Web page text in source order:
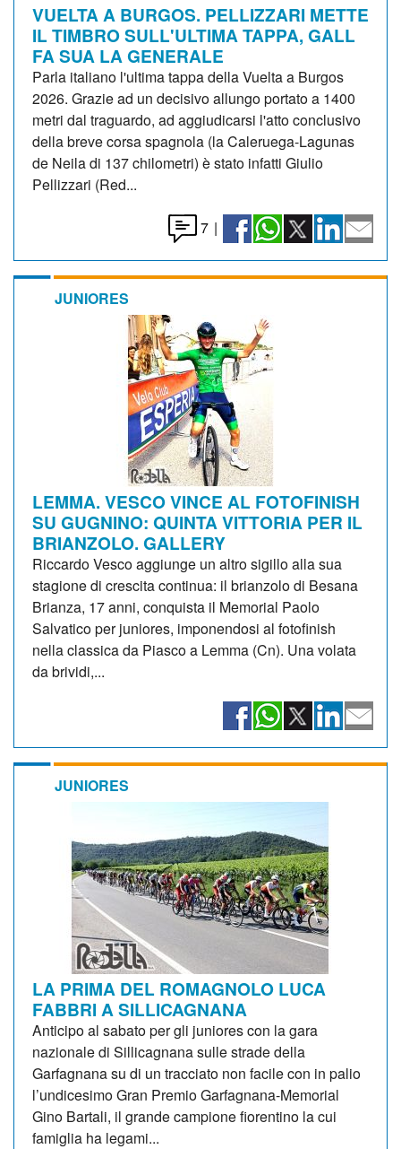
VUELTA A BURGOS. PELLIZZARI METTE
IL TIMBRO SULL'ULTIMA TAPPA, GALL
FA SUA LA GENERALE
Parla italiano l'ultima tappa della Vuelta a Burgos
2026. Grazie ad un decisivo allungo portato a 1400
metri dal traguardo, ad aggiudicarsi l'atto conclusivo
della breve corsa spagnola (la Caleruega-Lagunas
de Neila di 137 chilometri) è stato infatti Giulio
Pellizzari (Red...
7 |
JUNIORES
LEMMA. VESCO VINCE AL FOTOFINISH
SU GUGNINO: QUINTA VITTORIA PER IL
BRIANZOLO. GALLERY
Riccardo Vesco aggiunge un altro sigillo alla sua
stagione di crescita continua: il brianzolo di Besana
Brianza, 17 anni, conquista il Memorial Paolo
Salvatico per juniores, imponendosi al fotofinish
nella classica da Piasco a Lemma (Cn). Una volata
da brividi,...
JUNIORES
LA PRIMA DEL ROMAGNOLO LUCA
FABBRI A SILLICAGNANA
Anticipo al sabato per gli juniores con la gara
nazionale di Sillicagnana sulle strade della
Garfagnana su di un tracciato non facile con in palio
l’undicesimo Gran Premio Garfagnana-Memorial
Gino Bartali, il grande campione fiorentino la cui
famiglia ha legami...